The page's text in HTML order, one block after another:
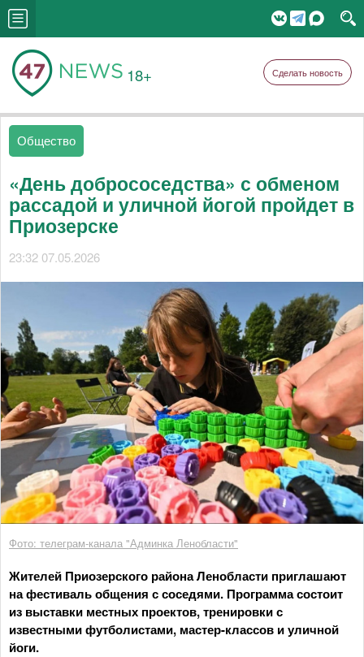
18+ Сделать новость
Общество
«День добрососедства» с обменом
рассадой и уличной йогой пройдет в
Приозерске
23:32 07.05.2026
Фото: телеграм-канала "Админка Ленобласти"
Жителей Приозерского района Ленобласти приглашают
на фестиваль общения с соседями. Программа состоит
из выставки местных проектов, тренировки с
известными футболистами, мастер-классов и уличной
йоги.